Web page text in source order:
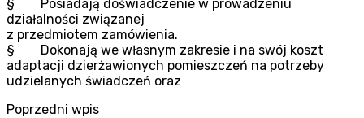
§ Posiadają doświadczenie w prowadzeniu
działalności związanej
z przedmiotem zamówienia.
§ Dokonają we własnym zakresie i na swój koszt
adaptacji dzierżawionych pomieszczeń na potrzeby
udzielanych świadczeń oraz
Poprzedni wpis